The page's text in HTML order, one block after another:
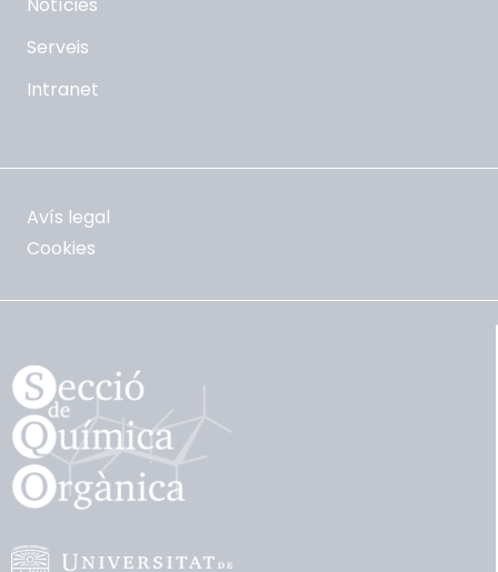
Serveis
Intranet
Avís legal
Cookies